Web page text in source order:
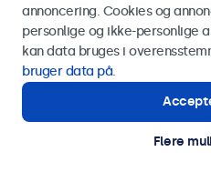
© 2026
Send
Eller ring til os på
Kontakt vores specialister.
annoncering. Cookies og
personlige og ikke-personlige
kan data bruges i
bruger data på.
Flere